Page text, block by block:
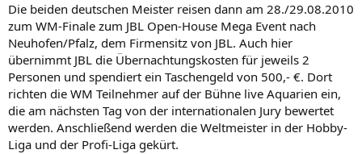
Die beiden deutschen Meister reisen dann am 28./29.08.2010
zum WM-Finale zum JBL Open-House Mega Event nach
Neuhofen/Pfalz, dem Firmensitz von JBL. Auch hier
übernimmt JBL die Übernachtungskosten für jeweils 2
Personen und spendiert ein Taschengeld von 500,- €. Dort
richten die WM Teilnehmer auf der Bühne live Aquarien ein,
die am nächsten Tag von der internationalen Jury bewertet
werden. Anschließend werden die Weltmeister in der Hobby-
Liga und der Profi-Liga gekürt.